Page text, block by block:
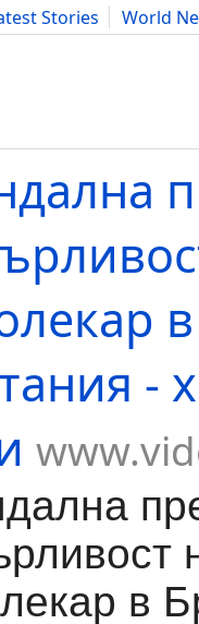
Stories
World
Advice Science
в
-
в